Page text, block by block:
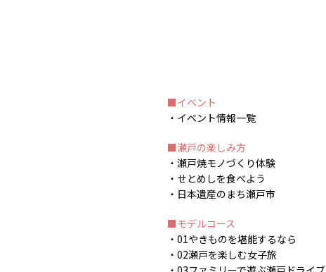
イベント
イベント情報一覧
瀬戸の楽しみ方
瀬戸焼モノづくり体験
せとめしを食べよう
日本遺産のまち瀬戸市
モデルコース
01やきものを堪能するなら
02瀬戸を楽しむ女子旅